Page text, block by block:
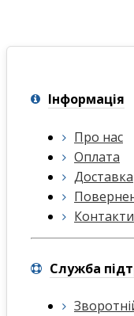
Інформація
Про нас
Оплата
Доставка
Контакти
Служба